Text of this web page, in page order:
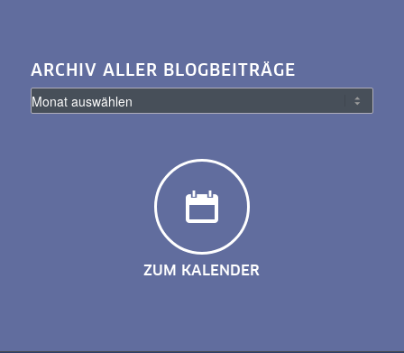
ARCHIV ALLER BLOGBEITRÄGE
ZUM KALENDER